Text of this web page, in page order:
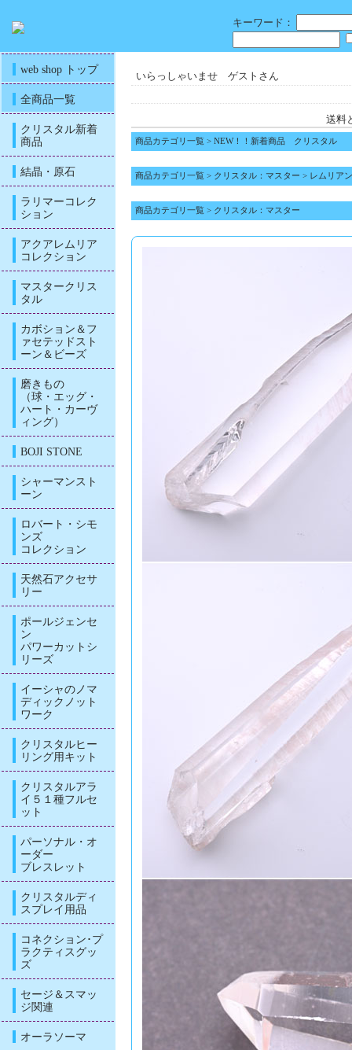
キーワード：
web shop トップ
全商品一覧
クリスタル新着
商品
結晶・原石
ラリマーコレク
ション
アクアレムリア
コレクション
マスタークリス
タル
カボション＆フ
ァセテッドスト
ーン＆ビーズ
磨きもの
（球・エッグ・
ハート・カーヴ
ィング）
BOJI STONE
シャーマンスト
ーン
ロバート・シモ
ンズ
コレクション
天然石アクセサ
リー
ポールジェンセ
ン
パワーカットシ
リーズ
イーシャのノマ
ディックノット
ワーク
クリスタルヒー
リング用キット
クリスタルアラ
イ５１種フルセ
ット
パーソナル・オ
ーダー
ブレスレット
クリスタルディ
スプレイ用品
コネクション･プ
ラクティスグッ
ズ
セージ＆スマッ
ジ関連
オーラソーマ
いらっしゃいませ ゲストさん
送料
商品カテゴリ一覧 > NEW！！新着商品 クリスタル
商品カテゴリ一覧 > クリスタル：マスター > レムリア
商品カテゴリ一覧 > クリスタル：マスター